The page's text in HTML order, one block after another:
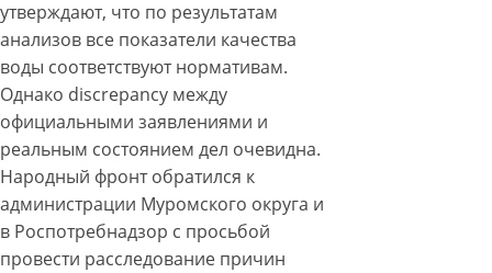
утверждают, что по результатам
анализов все показатели качества
воды соответствуют нормативам.
Однако discrepancy между
официальными заявлениями и
реальным состоянием дел очевидна.
Народный фронт обратился к
администрации Муромского округа и
в Роспотребнадзор с просьбой
провести расследование причин